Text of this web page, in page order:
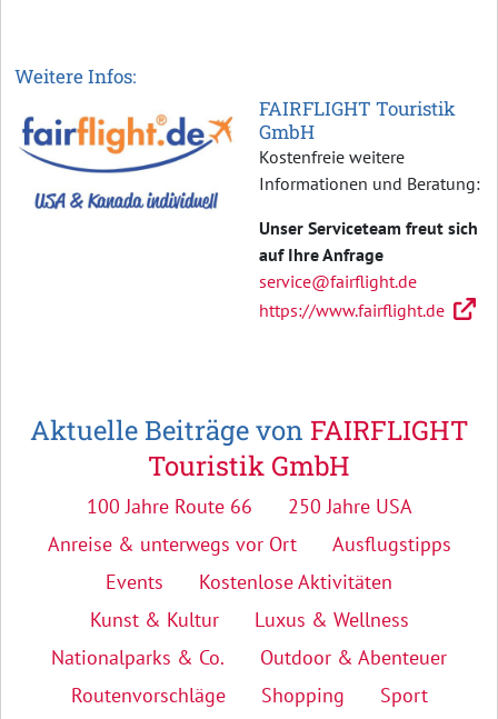
Weitere Infos:
FAIRFLIGHT Touristik
GmbH
Kostenfreie weitere
Informationen und Beratung:
Unser Serviceteam freut sich
auf Ihre Anfrage
service@fairflight.de
https://www.fairflight.de
Aktuelle Beiträge von FAIRFLIGHT
Touristik GmbH
100 Jahre Route 66
250 Jahre USA
Anreise & unterwegs vor Ort
Ausflugstipps
Events
Kostenlose Aktivitäten
Kunst & Kultur
Luxus & Wellness
Nationalparks & Co.
Outdoor & Abenteuer
Routenvorschläge
Shopping
Sport